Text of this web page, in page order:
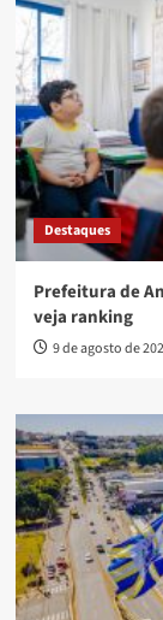
Destaques
Prefeitura de
veja ranking
9 de agosto de